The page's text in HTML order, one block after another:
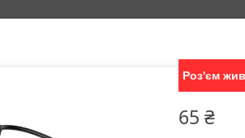
Роз'єм
65 ₴